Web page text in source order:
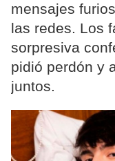
mensajes
las redes. Los
sorpresiva
pidió perdón y
juntos.